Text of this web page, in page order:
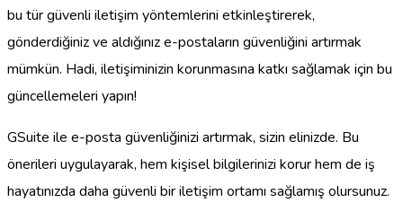
bu tür güvenli iletişim yöntemlerini etkinleştirerek,
gönderdiğiniz ve aldığınız e-postaların güvenliğini artırmak
mümkün. Hadi, iletişiminizin korunmasına katkı sağlamak için bu
güncellemeleri yapın!
GSuite ile e-posta güvenliğinizi artırmak, sizin elinizde. Bu
önerileri uygulayarak, hem kişisel bilgilerinizi korur hem de iş
hayatınızda daha güvenli bir iletişim ortamı sağlamış olursunuz.